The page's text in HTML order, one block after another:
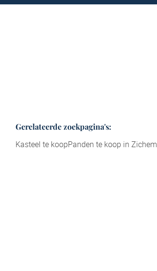
Gerelateerde zoekpagina's:
Kasteel te koopPanden te koop in Zichem